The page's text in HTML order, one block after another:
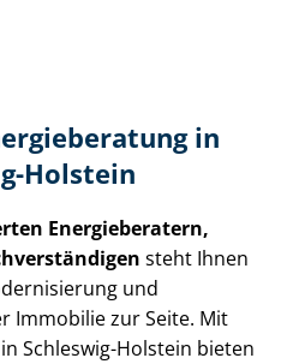
in
Holstein
Energieberatern,
steht Ihnen
und
Immobilie zur Seite. Mit
Schleswig-Holstein bieten